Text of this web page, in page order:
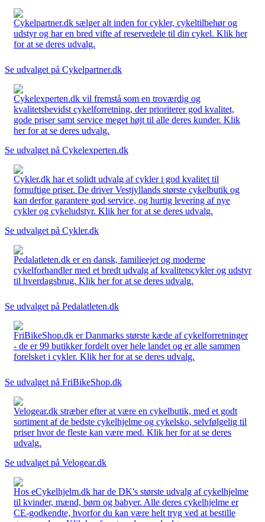
Cykelpartner.dk sælger alt inden for cykler, cykeltilbehør og
udstyr og har en bred vifte af reservedele til din cykel. Klik her
for at se deres udvalg.
Se udvalget på Cykelpartner.dk
Cykelexperten.dk vil fremstå som en troværdig og
kvalitetsbevidst cykelforretning, der prioriterer god kvalitet,
gode priser samt service meget højt til alle deres kunder. Klik
her for at se deres udvalg.
Se udvalget på Cykelexperten.dk
Cykler.dk har et solidt udvalg af cykler i god kvalitet til
fornuftige priser. De driver Vestjyllands største cykelbutik og
kan derfor garantere god service, og hurtig levering af nye
cykler og cykeludstyr. Klik her for at se deres udvalg.
Se udvalget på Cykler.dk
Pedalatleten.dk er en dansk, familieejet og moderne
cykelforhandler med et bredt udvalg af kvalitetscykler og udstyr
til hverdagsbrug. Klik her for at se deres udvalg.
Se udvalget på Pedalatleten.dk
FriBikeShop.dk er Danmarks største kæde af cykelforretninger
- de er 99 butikker fordelt over hele landet og er alle sammen
forelsket i cykler. Klik her for at se deres udvalg.
Se udvalget på FriBikeShop.dk
Velogear.dk stræber efter at være en cykelbutik, med et godt
sortiment af de bedste cykelhjelme og cykelsko, selvfølgelig til
priser hvor de fleste kan være med. Klik her for at se deres
udvalg.
Se udvalget på Velogear.dk
Hos eCykelhjelm.dk har de DK's største udvalg af cykelhjelme
til kvinder, mænd, børn og babyer. Alle deres cykelhjelme er
CE-godkendte, hvorfor du kan være helt tryg ved at bestille